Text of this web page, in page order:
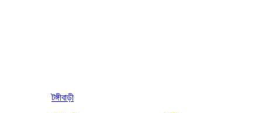
টঙ্গীবাড়ী